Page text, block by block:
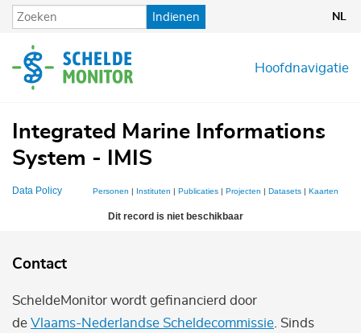
Overslaan
en
de
inhoud
Indienen NL
Hoofdnavigatie
Integrated Marine Informations
System - IMIS
Data Policy Personen | Instituten | Publicaties | Projecten | Datasets | Kaarten
Dit record is niet beschikbaar
Contact
ScheldeMonitor wordt gefinancierd door
de Vlaams-Nederlandse Scheldecommissie . Sinds